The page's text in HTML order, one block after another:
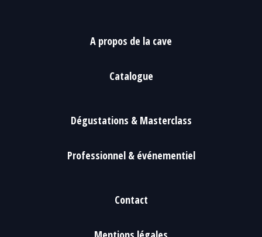
A propos de la cave
Catalogue
Dégustations & Masterclass
Professionnel & événementiel
Contact